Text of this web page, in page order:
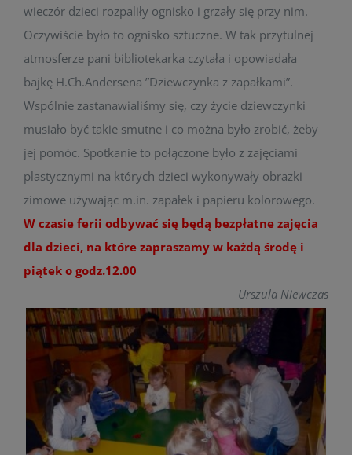
wieczór dzieci rozpaliły ognisko i grzały się przy nim.
Oczywiście było to ognisko sztuczne. W tak przytulnej
atmosferze pani bibliotekarka czytała i opowiadała
bajkę H.Ch.Andersena ”Dziewczynka z zapałkami”.
Wspólnie zastanawialiśmy się, czy życie dziewczynki
musiało być takie smutne i co można było zrobić, żeby
jej pomóc. Spotkanie to połączone było z zajęciami
plastycznymi na których dzieci wykonywały obrazki
zimowe używając m.in. zapałek i papieru kolorowego.
W czasie ferii odbywać się będą bezpłatne zajęcia
dla dzieci, na które zapraszamy w każdą środę i
piątek o godz.12.00
Urszula Niewczas